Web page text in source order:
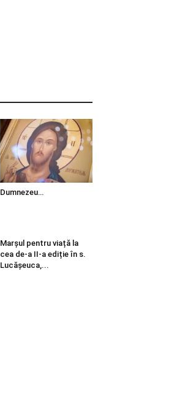
Dumnezeu…
Marșul pentru viață la
cea de-a II-a ediție în s.
Lucășeuca,...